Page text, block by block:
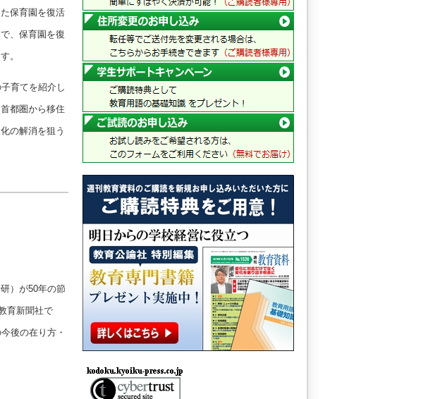
保育園を復活
、保育園を復
。
育てを紹介し
都圏から移住
の解消を狙う
）が50年の節
育新聞社で
後の在り方・